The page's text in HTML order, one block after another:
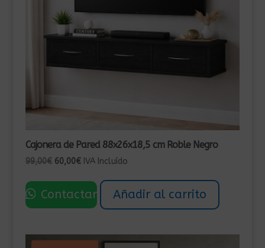
Cajonera de Pared 88x26x18,5 cm Roble Negro
99,00€ El
original
era:
60,00€El
actual
es:
IVA Incluído
Contactar Añadir al carrito